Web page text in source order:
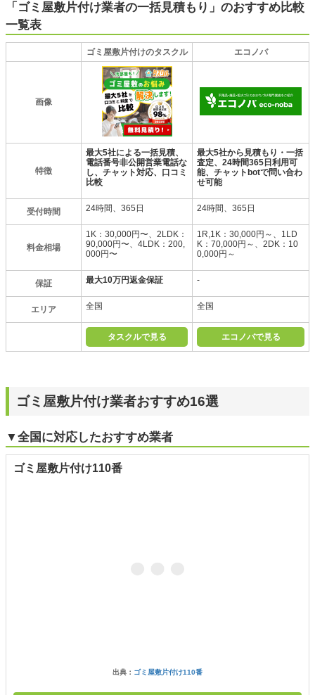
「ゴミ屋敷片付け業者の一括見積もり」のおすすめ比較
一覧表
ゴミ屋敷片付けのタスクル エコノバ
画像
特徴
最大5社による一括見積、
電話番号非公開営業電話な
し、チャット対応、口コミ
比較
最大5社から見積もり・一括
査定、24時間365日利用可
能、チャットbotで問い合わ
せ可能
受付時間 24時間、365日 24時間、365日
料金相場
1K：30,000円〜、2LDK：
90,000円〜、4LDK：200,
000円〜
1R,1K：30,000円～、1LD
K：70,000円～、2DK：10
0,000円～
保証 最大10万円返金保証 -
エリア 全国 全国
タスクルで見る エコノバで見る
ゴミ屋敷片付け業者おすすめ16選
▼全国に対応したおすすめ業者
ゴミ屋敷片付け110番
出典： ゴミ屋敷片付け110番